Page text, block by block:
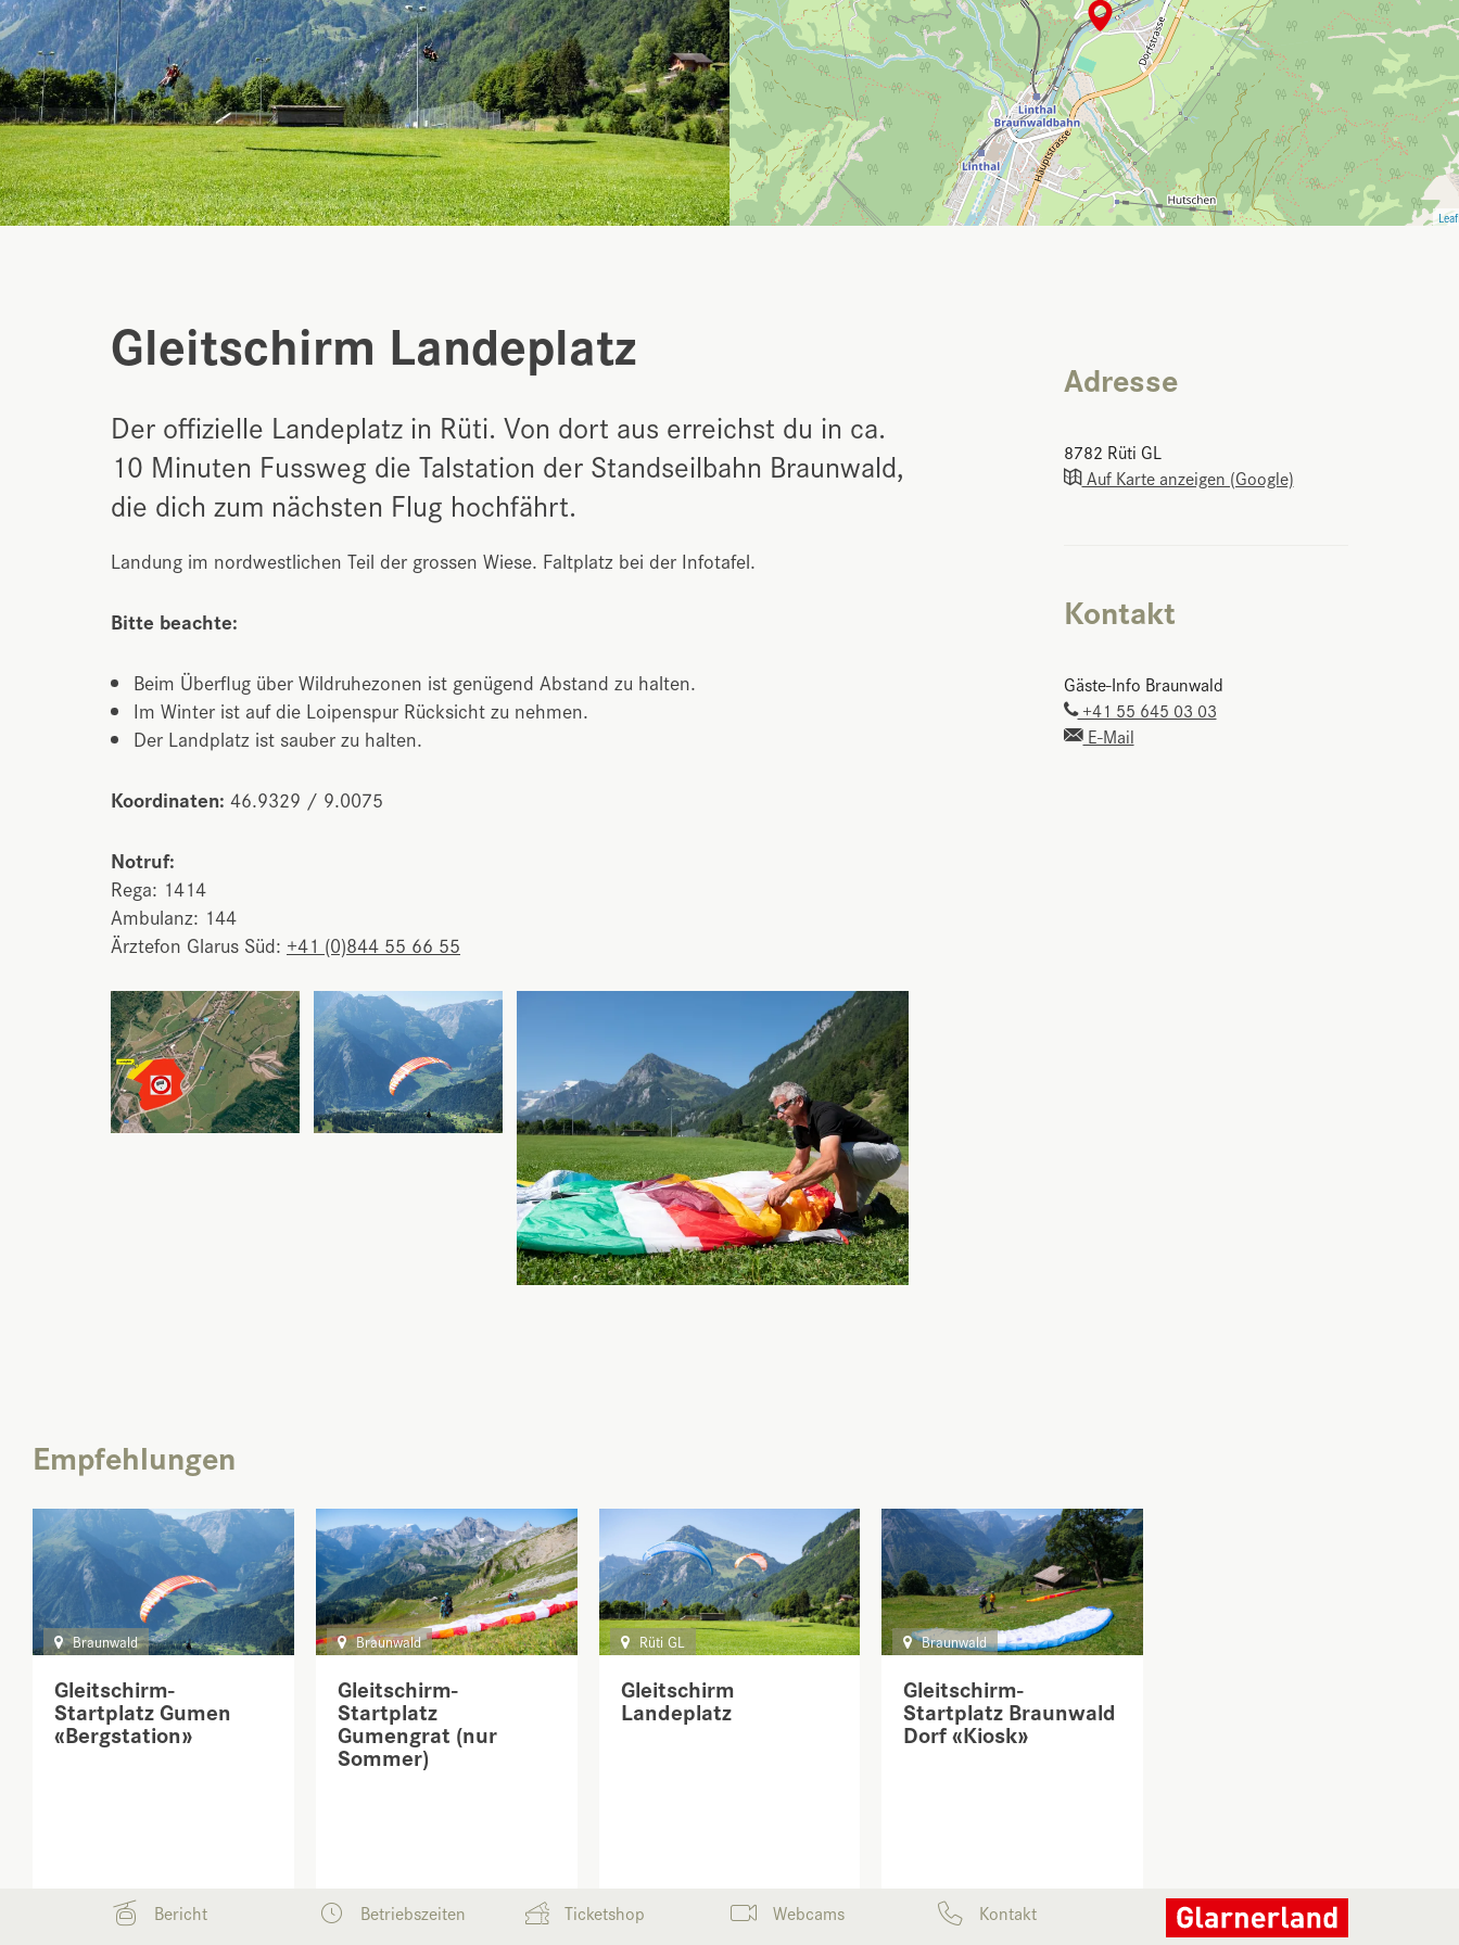
Gleitschirm Landeplatz
Der offizielle Landeplatz in Rüti. Von dort aus erreichst du in ca.
10 Minuten Fussweg die Talstation der Standseilbahn Braunwald,
die dich zum nächsten Flug hochfährt.
Landung im nordwestlichen Teil der grossen Wiese. Faltplatz bei der Infotafel.
Bitte beachte:
Beim Überflug über Wildruhezonen ist genügend Abstand zu halten.
Im Winter ist auf die Loipenspur Rücksicht zu nehmen.
Der Landplatz ist sauber zu halten.
Koordinaten: 46.9329 / 9.0075
Notruf:
Rega: 1414
Ambulanz: 144
Ärztefon Glarus Süd: +41 (0)844 55 66 55
Adresse
8782 Rüti GL
Auf Karte anzeigen (Google)
Kontakt
Gäste-Info Braunwald
+41 55 645 03 03
E-Mail
Empfehlungen
Gleitschirm-
Startplatz Gumen
«Bergstation»
Braunwald
Gleitschirm-
Startplatz
Gumengrat (nur
Sommer)
Braunwald
Gleitschirm
Landeplatz
Rüti GL
Gleitschirm-
Startplatz Braunwald
Dorf «Kiosk»
Braunwald
Bericht Betriebszeiten Ticketshop Webcams Kontakt